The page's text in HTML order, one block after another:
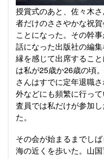
授賞式のあと、佐々木
者だけのささやかな祝
ことになった。その幹
話になった出版社の編
縁を感じて出席するこ
は私が25歳か26歳の頃
さんはすでに定年退職
外などにも頻繁に行っ
査員では私だけが参加
た。
その会が始まるまでし
海の近くを歩いた。山